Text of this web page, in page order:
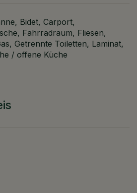
Bidet Carport
Fahrradraum Fliesen
Getrennte Toiletten Laminat
/ offene Küche